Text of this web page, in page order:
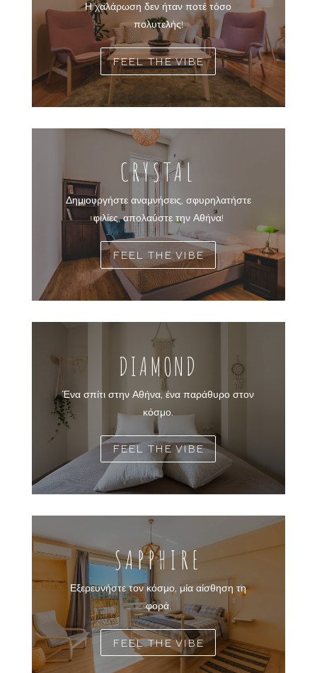
Η χαλάρωση δεν ήταν ποτέ τόσο
πολυτελής!
FEEL THE VIBE
CRYSTAL
Δημιουργήστε αναμνήσεις, σφυρηλατήστε
φιλίες, απολαύστε την Αθήνα!
FEEL THE VIBE
DIAMOND
Ένα σπίτι στην Αθήνα, ένα παράθυρο στον
κόσμο.
FEEL THE VIBE
SAPPHIRE
Εξερευνήστε τον κόσμο, μία αίσθηση τη
φορά.
FEEL THE VIBE